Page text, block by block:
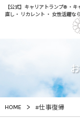
【公式】キャリアトランプ® ・
直し・ リカレント ・ 女性活躍な
HOME > #仕事復帰